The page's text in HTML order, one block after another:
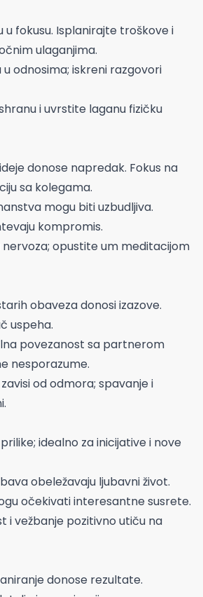
u fokusu. Isplanirajte troškove i
ulaganjima.
u odnosima; iskreni razgovori
i uvrstite laganu fizičku
donose napredak. Fokus na
sa kolegama.
mogu biti uzbudljiva.
kompromis.
nervoza; opustite um meditacijom
obaveza donosi izazove.
uspeha.
povezanost sa partnerom
nesporazume.
od odmora; spavanje i
idealno za inicijative i nove
obeležavaju ljubavni život.
očekivati interesantne susrete.
i vežbanje pozitivno utiču na
donose rezultate.